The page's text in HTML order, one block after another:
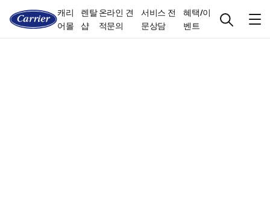
캐리
어몰
렌탈
샵
온라인 견
적문의
서비스 전
문상담
혜택/이
벤트